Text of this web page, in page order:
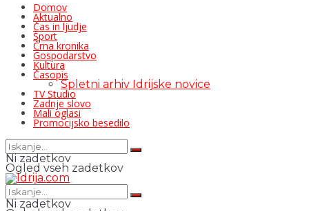
Domov
Aktualno
Čas in ljudje
Šport
Črna kronika
Gospodarstvo
Kultura
Časopis
Spletni arhiv Idrijske novice
TV Studio
Zadnje slovo
Mali oglasi
Promocijsko besedilo
Ni zadetkov
Ogled vseh zadetkov
Ni zadetkov